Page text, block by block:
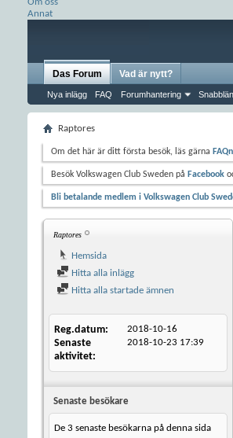
Annat
Das Forum
Nya inlägg FAQ Forumhantering
Vad är nytt?
Raptores
Om det här är ditt första besök, läs gärna FAQn
Besök Volkswagen Club Sweden på Facebook
Bli betalande medlem i Volkswagen Club
Raptores
Hemsida
Hitta alla inlägg
Hitta alla startade ämnen
Reg.datum 2018-10-16
Senaste
aktivitet
2018-10-23 17:39
Senaste besökare
De 3 senaste besökarna på denna sida